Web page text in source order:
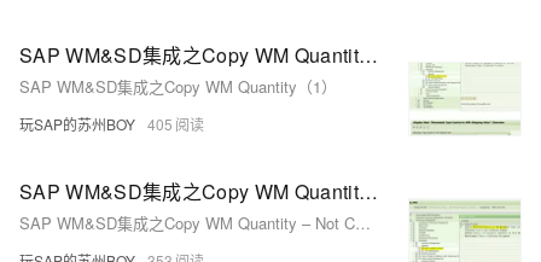
SAP WM&SD集成之Copy WM Quantity（1）
SAP WM&SD集成之Copy WM Quantity（1）
玩SAP的苏州BOY 405
SAP WM&SD集成之Copy WM Quantity – Not Copy WM qty as delivery qty into delivery But PGI
SAP WM&SD集成之Copy WM Quantity – Not Copy WM qty as delivery qty into delivery But PGI